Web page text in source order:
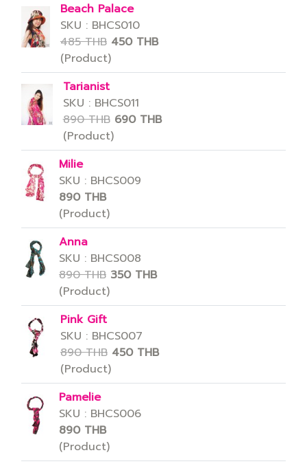
Beach Palace
SKU : BHCS010
485 THB 450 THB
(Product)
Tarianist
SKU : BHCS011
890 THB 690 THB
(Product)
Milie
SKU : BHCS009
890 THB
(Product)
Anna
SKU : BHCS008
890 THB 350 THB
(Product)
Pink Gift
SKU : BHCS007
890 THB 450 THB
(Product)
Pamelie
SKU : BHCS006
890 THB
(Product)